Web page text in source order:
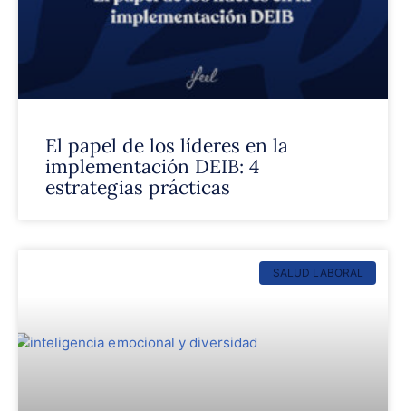
El papel de los líderes en la
implementación DEIB: 4
estrategias prácticas
SALUD LABORAL